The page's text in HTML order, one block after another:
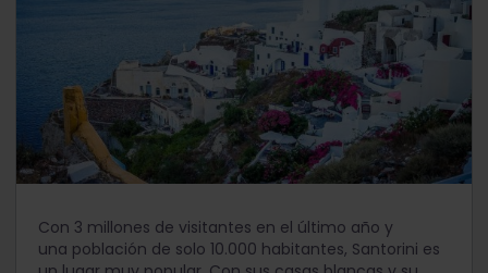
Con 3 millones de visitantes en el último año y
una población de solo 10.000 habitantes, Santorini es